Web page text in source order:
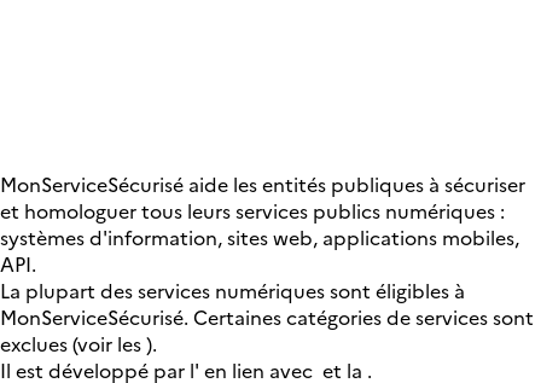
MonServiceSécurisé aide les entités publiques à sécuriser
et homologuer tous leurs services publics numériques :
systèmes d'information, sites web, applications mobiles,
API.
La plupart des services numériques sont éligibles à
MonServiceSécurisé. Certaines catégories de services sont
exclues (voir les).
Il est développé par l' en lien avec et la .